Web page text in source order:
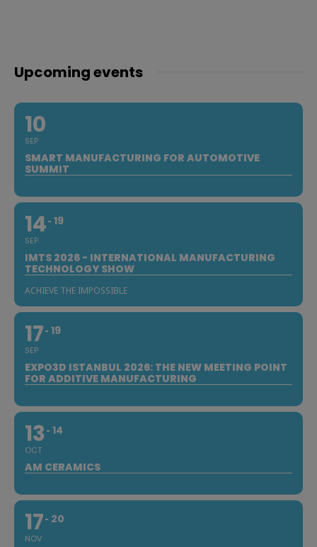
Upcoming events
10
SEP
SMART MANUFACTURING FOR AUTOMOTIVE
SUMMIT
14
SEP
19
IMTS 2026 - INTERNATIONAL MANUFACTURING
TECHNOLOGY SHOW
ACHIEVE THE IMPOSSIBLE
17
SEP
19
EXPO3D ISTANBUL 2026: THE NEW MEETING POINT
FOR ADDITIVE MANUFACTURING
13
OCT
14
AM CERAMICS
17
NOV
20